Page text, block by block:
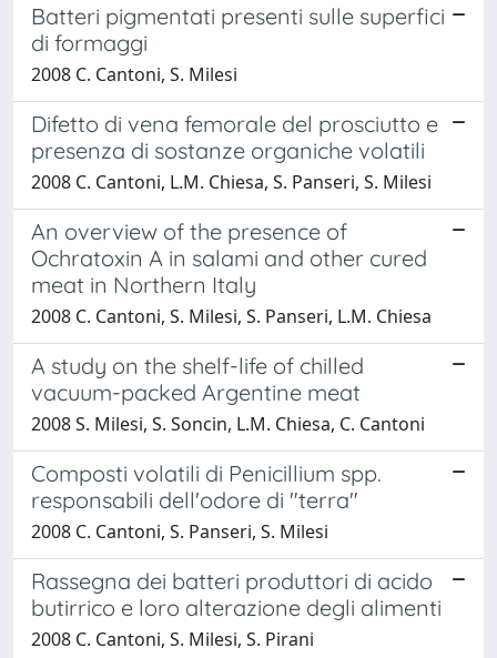
Batteri pigmentati presenti sulle superfici
di formaggi
2008 C. Cantoni, S. Milesi
Difetto di vena femorale del prosciutto e
presenza di sostanze organiche volatili
2008 C. Cantoni, L.M. Chiesa, S. Panseri, S. Milesi
An overview of the presence of
Ochratoxin A in salami and other cured
meat in Northern Italy
2008 C. Cantoni, S. Milesi, S. Panseri, L.M. Chiesa
A study on the shelf-life of chilled
vacuum-packed Argentine meat
2008 S. Milesi, S. Soncin, L.M. Chiesa, C. Cantoni
Composti volatili di Penicillium spp.
responsabili dell'odore di "terra"
2008 C. Cantoni, S. Panseri, S. Milesi
Rassegna dei batteri produttori di acido
butirrico e loro alterazione degli alimenti
2008 C. Cantoni, S. Milesi, S. Pirani